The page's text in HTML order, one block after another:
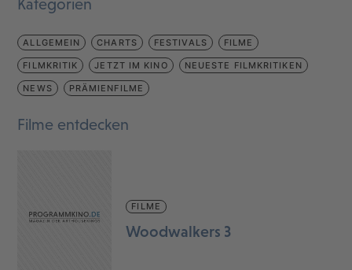
Kategorien
ALLGEMEIN CHARTS FESTIVALS FILME
FILMKRITIK JETZT IM KINO NEUESTE FILMKRITIKEN
NEWS PRÄMIENFILME
Filme entdecken
FILME
Woodwalkers 3